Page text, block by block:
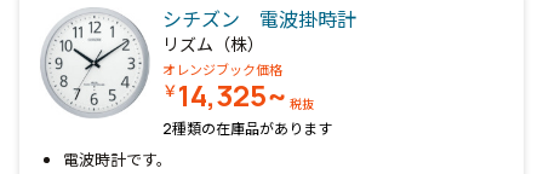
シチズン 電波掛時計
リズム（株）
オレンジブック価格
￥14,325~ 税抜
2種類の在庫品があります
電波時計です。